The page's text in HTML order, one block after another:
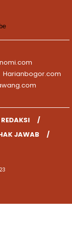
Harianbogor.com
JAWAB